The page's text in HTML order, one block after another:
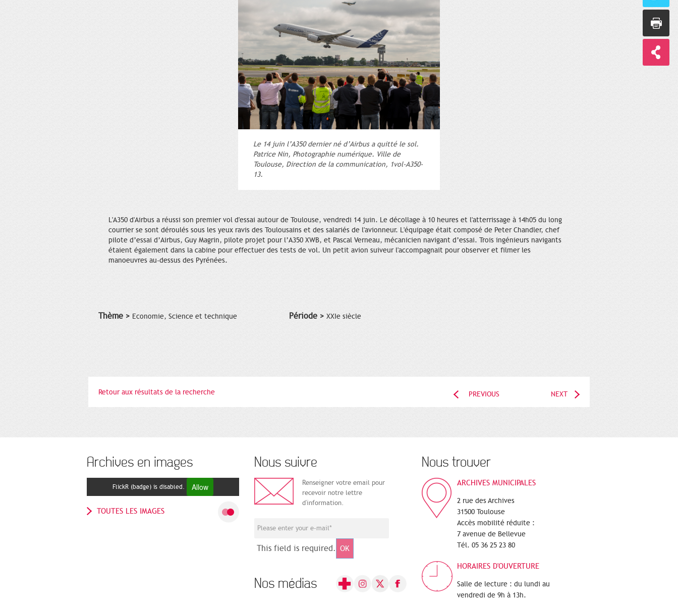
Le 14 juin l’A350 dernier né d’Airbus a quitté le sol.
Patrice Nin, Photographie numérique. Ville de
Toulouse, Direction de la communication, 1vol-A350-
13.
L'A350 d'Airbus a réussi son premier vol d'essai autour de Toulouse, vendredi 14 juin. Le décollage à 10 heures et l'atterrissage à 14h05 du long
courrier se sont déroulés sous les yeux ravis des Toulousains et des salariés de l'avionneur. L'équipage était composé de Peter Chandler, chef
pilote d’essai d’Airbus, Guy Magrin, pilote projet pour l’A350 XWB, et Pascal Verneau, mécanicien navigant d’essai. Trois ingénieurs navigants
étaient également dans la cabine pour effectuer des tests de vol. Un petit avion suiveur l'accompagnait pour observer et filmer les
manoeuvres au-dessus des Pyrénées.
Thème > Economie, Science et technique Période > XXIe siècle
Retour aux résultats de la recherche PREVIOUS NEXT
Archives en images
FlickR (badge) is disabled. Allow
TOUTES LES IMAGES
Nous suivre
Renseigner votre email pour
recevoir notre lettre
d'information.
This field is required. OK
Nos médias
Nous trouver
ARCHIVES MUNICIPALES
2 rue des Archives
31500 Toulouse
Accès mobilité réduite :
7 avenue de Bellevue
Tél. 05 36 25 23 80
HORAIRES D'OUVERTURE
Salle de lecture : du lundi au
vendredi de 9h à 13h.